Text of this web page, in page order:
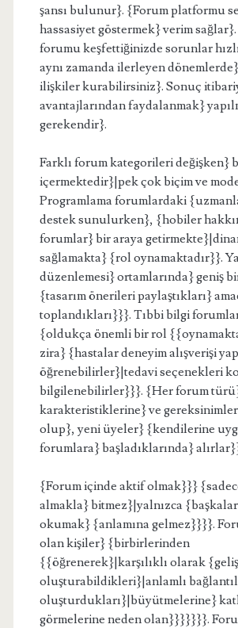
şansı bulunur}. {Forum platformu
hassasiyet göstermek} verim
forumu keşfettiğinizde sorunlar
aynı zamanda ilerleyen
ilişkiler kurabilirsiniz}. Sonuç
avantajlarından faydalanmak}
gerekendir}.
Farklı forum kategorileri değişken}
içermektedir}|pek çok biçim ve
Programlama forumlardaki
destek sunulurken}, {hobiler
forumlar} bir araya
sağlamakta} {rol oynamaktadır}}.
düzenlemesi} ortamlarında} geniş
{tasarım önerileri paylaştıkları}
toplandıkları}}}. Tıbbi bilgi
{oldukça önemli bir rol
zira} {hastalar deneyim alışverişi
öğrenebilirler}|tedavi seçenekleri
bilgilenebilirler}}}. {Her forum
karakteristiklerine} ve
olup}, yeni üyeler} {kendilerine
forumlara} başladıklarında}
{Forum içinde aktif olmak}}}
almakla} bitmez}|yalnızca
okumak} {anlamına gelmez}}}}.
olan kişiler} {birbirlerinden
{{öğrenerek}|karşılıklı olarak
oluşturabildikleri}|anlamlı
oluşturdukları}|büyütmelerine}
görmelerine neden olan}}}}}}}.